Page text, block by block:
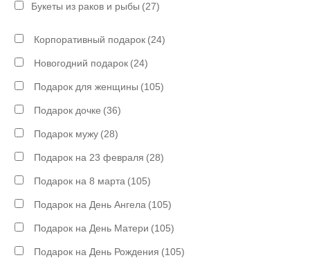
Букеты из раков и рыбы (27)
Корпоративный подарок (24)
Новогодний подарок (24)
Подарок для женщины (105)
Подарок дочке (36)
Подарок мужу (28)
Подарок на 23 февраля (28)
Подарок на 8 марта (105)
Подарок на День Ангела (105)
Подарок на День Матери (105)
Подарок на День Рождения (105)